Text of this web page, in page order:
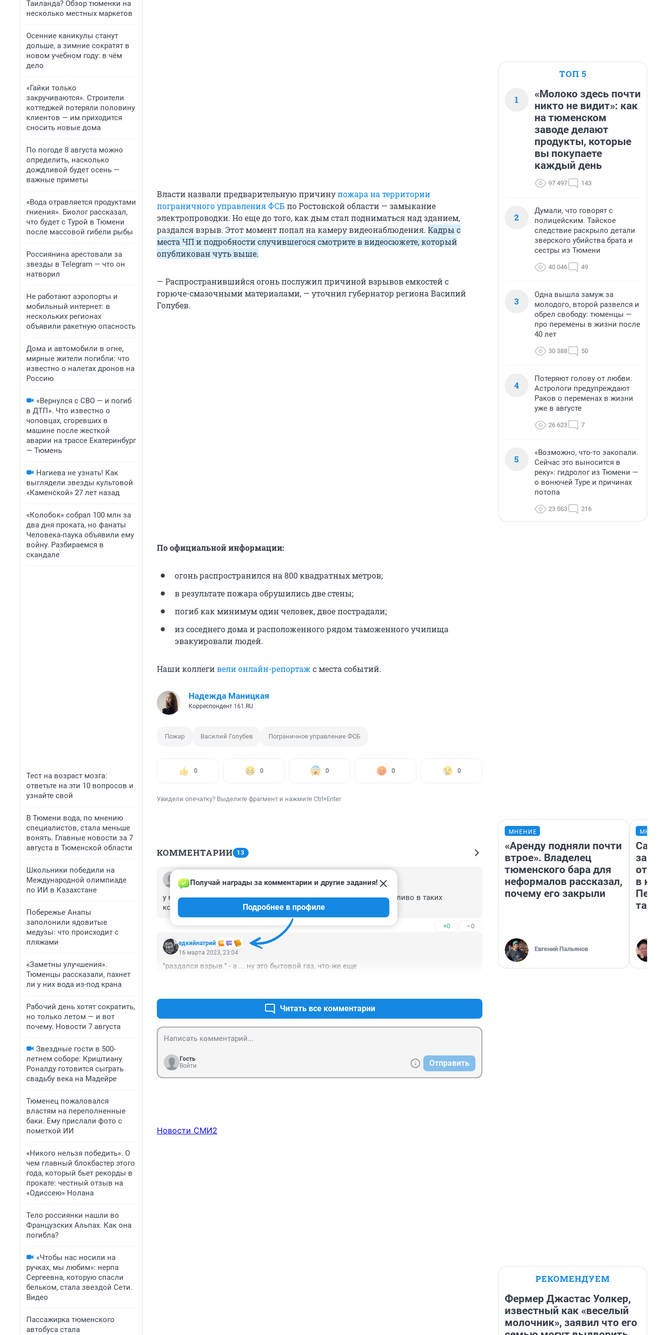
Таиланда? Обзор тюменки на
несколько местных маркетов
Осенние каникулы станут
дольше, а зимние сократят в
новом учебном году: в чём
дело
«Гайки только
закручиваются». Строители
коттеджей потеряли половину
клиентов — им приходится
сносить новые дома
По погоде 8 августа можно
определить, насколько
дождливой будет осень —
важные приметы
«Вода отравляется продуктами
гниения». Биолог рассказал,
что будет с Турой в Тюмени
после массовой гибели рыбы
Россиянина арестовали за
звезды в Telegram — что он
натворил
Не работают аэропорты и
мобильный интернет: в
нескольких регионах
объявили ракетную опасность
Дома и автомобили в огне,
мирные жители погибли: что
известно о налетах дронов на
Россию
«Вернулся с СВО — и погиб
в ДТП». Что известно о
чоповцах, сгоревших в
машине после жесткой
аварии на трассе Екатеринбург
— Тюмень
Нагиева не узнать! Как
выглядели звезды культовой
«Каменской» 27 лет назад
«Колобок» собрал 100 млн за
два дня проката, но фанаты
Человека-паука объявили ему
войну. Разбираемся в
скандале
Тест на возраст мозга:
ответьте на эти 10 вопросов и
узнайте свой
В Тюмени вода, по мнению
специалистов, стала меньше
вонять. Главные новости за 7
августа в Тюменской области
Школьники победили на
Международной олимпиаде
по ИИ в Казахстане
Побережье Анапы
заполонили ядовитые
медузы: что происходит с
пляжами
«Заметны улучшения».
Тюменцы рассказали, пахнет
ли у них вода из-под крана
Рабочий день хотят сократить,
но только летом — и вот
почему. Новости 7 августа
Звездные гости в 500-
летнем соборе: Криштиану
Роналду готовится сыграть
свадьбу века на Мадейре
Тюменец пожаловался
властям на переполненные
баки. Ему прислали фото с
пометкой ИИ
«Никого нельзя победить». О
чем главный блокбастер этого
года, который бьет рекорды в
прокате: честный отзыв на
«Одиссею» Нолана
Тело россиянки нашли во
Французских Альпах. Как она
погибла?
«Чтобы нас носили на
ручках, мы любим»: нерпа
Сергеевна, которую спасли
бельком, стала звездой Сети.
Видео
Пассажирка тюменского
автобуса стала
Власти назвали предварительную причинупожара на территории
пограничного управления ФСБ по Ростовской области — замыкание
электропроводки. Но еще до того, как дым стал подниматься над зданием,
раздался взрыв. Этот момент попал на камеру видеонаблюдения. Кадры с
места ЧП и подробности случившегося смотрите в видеосюжете, который
опубликован чуть выше.
— Распространившийся огонь послужил причиной взрывов емкостей с
горюче-смазочными материалами, — уточнил губернатор региона Василий
Голубев.
По официальной информации:
огонь распространился на 800 квадратных метров;
в результате пожара обрушились две стены;
погиб как минимум один человек, двое пострадали;
из соседнего дома и расположенного рядом таможенного училища
эвакуировали людей.
Наши коллегивели онлайн-репортаж с места событий.
Надежда Маницкая
Корреспондент 161.RU
Пожар Василий Голубев Пограничное управление ФСБ
0 0 0 0 0
Увидели опечатку? Выделите фрагмент и нажмите Ctrl+Enter
КОММЕНТАРИИ 13
17 марта 2023, 08:44
у меня только один вопрос, по какому закону можно хранить топливо в таких
количествах?
+0 –0
едкийнатрий
Получай награды за комментарии и другие задания!
Подробнее в профиле
16 марта 2023, 23:04
"раздался взрыв." - а ... ну это бытовой газ, что-же еще
Читать все комментарии
Гость
Войти
Отправить
Новости СМИ2
ТОП 5
1
«Молоко здесь почти
никто не видит»: как
на тюменском
заводе делают
продукты, которые
вы покупаете
каждый день
97 497 143
2
Думали, что говорят с
полицейским. Тайское
следствие раскрыло детали
зверского убийства брата и
сестры из Тюмени
40 046 49
3
Одна вышла замуж за
молодого, второй развелся и
обрел свободу: тюменцы —
про перемены в жизни после
40 лет
30 388 50
4
Потеряют голову от любви.
Астрологи предупреждают
Раков о переменах в жизни
уже в августе
26 623 7
5
«Возможно, что-то закопали.
Сейчас это выносится в
реку»: гидролог из Тюмени —
о вонючей Туре и причинах
потопа
23 563 216
МНЕНИЕ
«Аренду подняли почти
втрое». Владелец
тюменского бара для
неформалов рассказал,
почему его закрыли
Евгений Пальянов
в
там
РЕКОМЕНДУЕМ
Фермер Джастас Уолкер,
известный как «веселый
молочник», заявил что его